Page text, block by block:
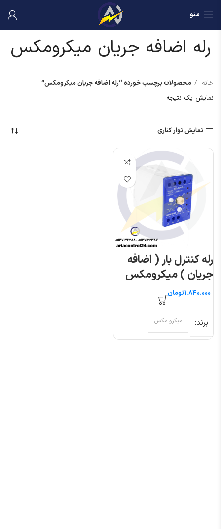
منو
رله اضافه جریان میکرومکس
خانه
محصولات برچسب خورده “رله اضافه جریان میکرومکس”
نمایش یک نتیجه
نمایش نوار کناری
رله کنترل بار ( اضافه
جریان ) میکرومکس
تومان
برند میکرو مکس